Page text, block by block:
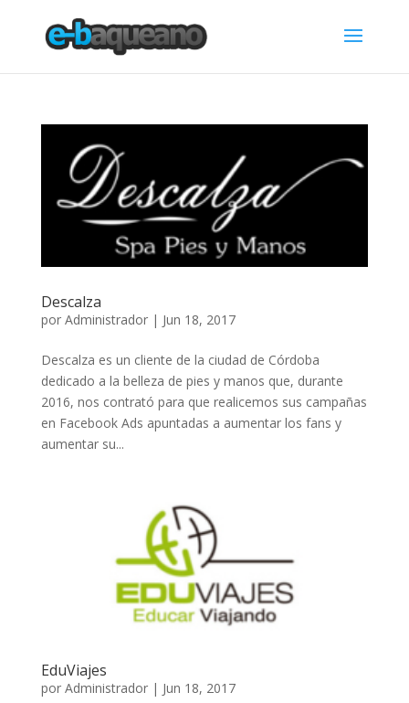
Descalza
por Administrador| Jun 18, 2017
Descalza es un cliente de la ciudad de Córdoba
dedicado a la belleza de pies y manos que, durante
2016, nos contrató para que realicemos sus campañas
en Facebook Ads apuntadas a aumentar los fans y
aumentar su...
EduViajes
por Administrador| Jun 18, 2017